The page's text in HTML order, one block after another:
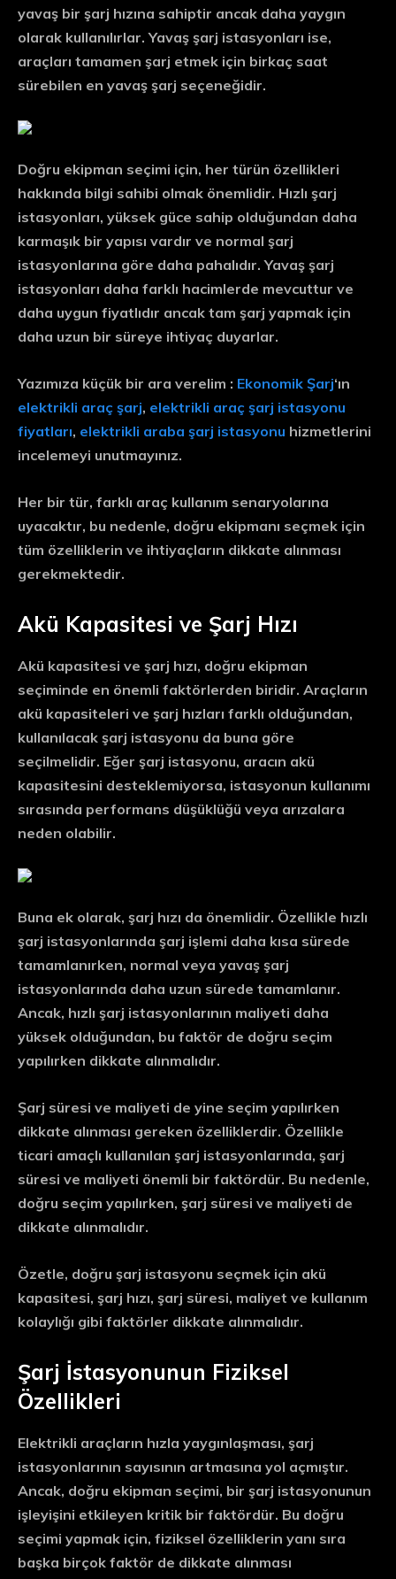
yavaş bir şarj hızına sahiptir ancak daha yaygın
olarak kullanılırlar. Yavaş şarj istasyonları ise,
araçları tamamen şarj etmek için birkaç saat
sürebilen en yavaş şarj seçeneğidir.
Doğru ekipman seçimi için, her türün özellikleri
hakkında bilgi sahibi olmak önemlidir. Hızlı şarj
istasyonları, yüksek güce sahip olduğundan daha
karmaşık bir yapısı vardır ve normal şarj
istasyonlarına göre daha pahalıdır. Yavaş şarj
istasyonları daha farklı hacimlerde mevcuttur ve
daha uygun fiyatlıdır ancak tam şarj yapmak için
daha uzun bir süreye ihtiyaç duyarlar.
Yazımıza küçük bir ara verelim : Ekonomik Şarj‘ın
elektrikli araç şarj, elektrikli araç şarj istasyonu
fiyatları, elektrikli araba şarj istasyonu hizmetlerini
incelemeyi unutmayınız.
Her bir tür, farklı araç kullanım senaryolarına
uyacaktır, bu nedenle, doğru ekipmanı seçmek için
tüm özelliklerin ve ihtiyaçların dikkate alınması
gerekmektedir.
Akü Kapasitesi ve Şarj Hızı
Akü kapasitesi ve şarj hızı, doğru ekipman
seçiminde en önemli faktörlerden biridir. Araçların
akü kapasiteleri ve şarj hızları farklı olduğundan,
kullanılacak şarj istasyonu da buna göre
seçilmelidir. Eğer şarj istasyonu, aracın akü
kapasitesini desteklemiyorsa, istasyonun kullanımı
sırasında performans düşüklüğü veya arızalara
neden olabilir.
Buna ek olarak, şarj hızı da önemlidir. Özellikle hızlı
şarj istasyonlarında şarj işlemi daha kısa sürede
tamamlanırken, normal veya yavaş şarj
istasyonlarında daha uzun sürede tamamlanır.
Ancak, hızlı şarj istasyonlarının maliyeti daha
yüksek olduğundan, bu faktör de doğru seçim
yapılırken dikkate alınmalıdır.
Şarj süresi ve maliyeti de yine seçim yapılırken
dikkate alınması gereken özelliklerdir. Özellikle
ticari amaçlı kullanılan şarj istasyonlarında, şarj
süresi ve maliyeti önemli bir faktördür. Bu nedenle,
doğru seçim yapılırken, şarj süresi ve maliyeti de
dikkate alınmalıdır.
Özetle, doğru şarj istasyonu seçmek için akü
kapasitesi, şarj hızı, şarj süresi, maliyet ve kullanım
kolaylığı gibi faktörler dikkate alınmalıdır.
Şarj İstasyonunun Fiziksel
Özellikleri
Elektrikli araçların hızla yaygınlaşması, şarj
istasyonlarının sayısının artmasına yol açmıştır.
Ancak, doğru ekipman seçimi, bir şarj istasyonunun
işleyişini etkileyen kritik bir faktördür. Bu doğru
seçimi yapmak için, fiziksel özelliklerin yanı sıra
başka birçok faktör de dikkate alınması